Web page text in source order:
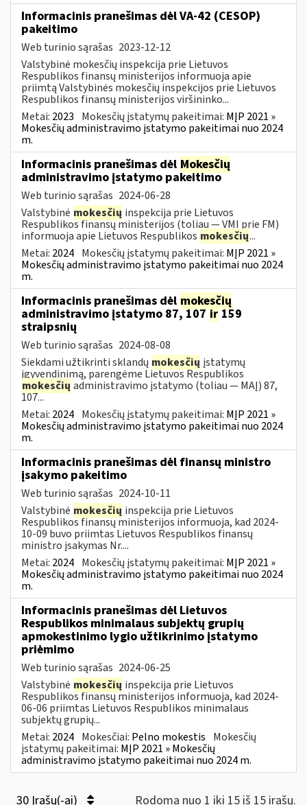
Informacinis pranešimas dėl VA-42 (CESOP)
pakeitimo
Web turinio sąrašas 2023-12-12
Valstybinė mokesčių inspekcija prie Lietuvos
Respublikos finansų ministerijos informuoja apie
priimtą Valstybinės mokesčių inspekcijos prie Lietuvos
Respublikos finansų ministerijos viršininko...
Metai: 2023 Mokesčių įstatymų pakeitimai: MĮP 2021 »
Mokesčių administravimo įstatymo pakeitimai nuo 2024
m.
Informacinis pranešimas dėl Mokesčių
administravimo įstatymo pakeitimo
Web turinio sąrašas 2024-06-28
Valstybinė mokesčių inspekcija prie Lietuvos
Respublikos finansų ministerijos (toliau — VMI prie FM)
informuoja apie Lietuvos Respublikos mokesčių...
Metai: 2024 Mokesčių įstatymų pakeitimai: MĮP 2021 »
Mokesčių administravimo įstatymo pakeitimai nuo 2024
m.
Informacinis pranešimas dėl mokesčių
administravimo įstatymo 87, 107ir159
straipsnių
Web turinio sąrašas 2024-08-08
Siekdami užtikrinti sklandų mokesčių įstatymų
įgyvendinimą, parengėme Lietuvos Respublikos
mokesčių administravimo įstatymo (toliau — MAĮ) 87,
107...
Metai: 2024 Mokesčių įstatymų pakeitimai: MĮP 2021 »
Mokesčių administravimo įstatymo pakeitimai nuo 2024
m.
Informacinis pranešimas dėl finansų ministro
įsakymo pakeitimo
Web turinio sąrašas 2024-10-11
Valstybinė mokesčių inspekcija prie Lietuvos
Respublikos finansų ministerijos informuoja, kad 2024-
10-09 buvo priimtas Lietuvos Respublikos finansų
ministro įsakymas Nr....
Metai: 2024 Mokesčių įstatymų pakeitimai: MĮP 2021 »
Mokesčių administravimo įstatymo pakeitimai nuo 2024
m.
Informacinis pranešimas dėl Lietuvos
Respublikos minimalaus subjektų grupių
apmokestinimo lygio užtikrinimo įstatymo
priėmimo
Web turinio sąrašas 2024-06-25
Valstybinė mokesčių inspekcija prie Lietuvos
Respublikos finansų ministerijos informuoja, kad 2024-
06-06 priimtas Lietuvos Respublikos minimalaus
subjektų grupių...
Metai: 2024 Mokesčiai: Pelno mokestis Mokesčių
įstatymų pakeitimai: MĮP 2021 » Mokesčių
administravimo įstatymo pakeitimai nuo 2024 m.
30 Įrašų(-ai) Rodoma nuo 1 iki 15 iš 15 irašų.